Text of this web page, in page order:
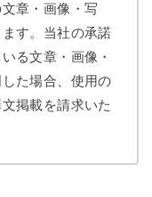
章・画像・写
す。当社の承諾
る文章・画像・
た場合、使用の
掲載を請求いた